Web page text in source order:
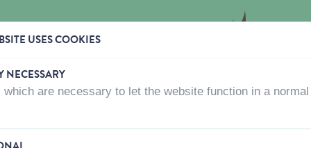
OÙ ACHETER QUI SOMMES-NOUS? CONTACTEZ-
USES COOKIES
NECESSARY
which are necessary to let the website function in a normal